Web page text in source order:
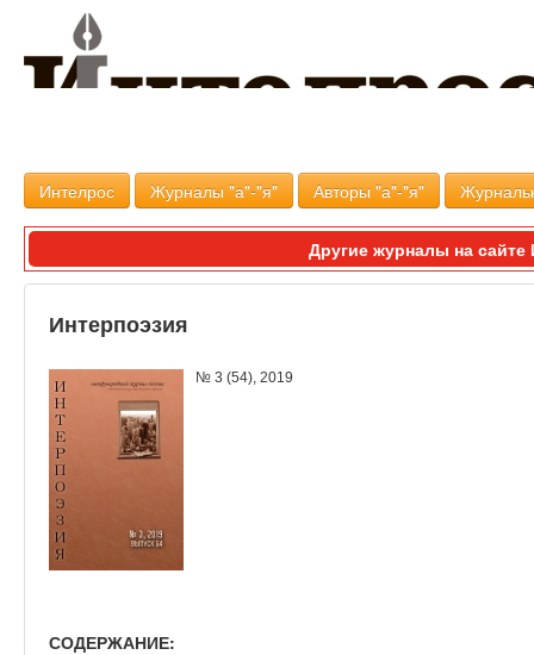
Интелрос Журналы "а"-"я" Авторы "а"-"я"
Другие журналы на
Интерпоэзия
№ 3 (54), 2019
СОДЕРЖАНИЕ: